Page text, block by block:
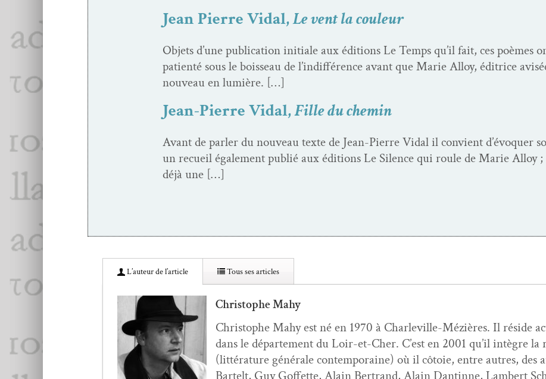
Jean Pierre Vidal,Le vent la couleur
Objets d’une pub­li­ca­tion ini­tiale aux édi­tions Le Temps qu’il fait, ces poèmes
patien­té sous le bois­seau de l’indifférence avant que Marie Alloy, éditrice
nou­veau en lumière. […]
Jean-Pierre Vidal,Fille du chemin
Avant de par­ler du nou­veau texte de Jean-Pierre Vidal il con­vient d’évoquer
un recueil égale­ment pub­lié aux édi­tions Le Silence qui roule de Marie Alloy ;
déjà une […]
L’au­teur de l’article Tous ses articles
Christophe Mahy
Christophe Mahy est né en 1970 à Charleville-Méz­ières. Il réside
dans le départe­ment du Loir-et-Cher. C’est en 2001 qu’il intè­gre
(lit­téra­ture générale con­tem­po­raine) où il côtoie, entre autres, des